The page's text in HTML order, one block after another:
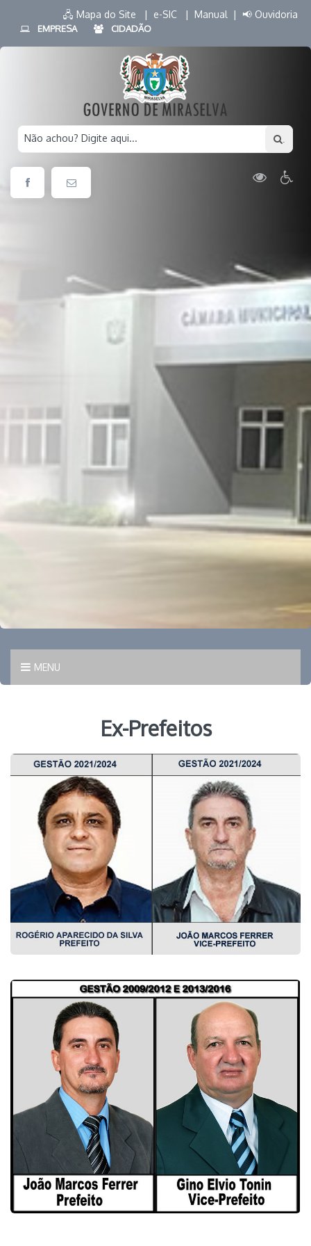
🖧 Mapa do Site | e-SIC | Manual | 📢 Ouvidoria
EMPRESA CIDADÃO
Não achou? Digite aqui...
MENU
Ex-Prefeitos